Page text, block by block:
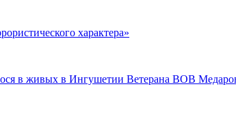
характера»
в живых в Ингушетии Ветерана ВОВ